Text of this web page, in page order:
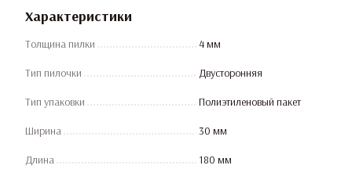
Характеристики
Толщина пилки 4 мм
Тип пилочки Двусторонняя
Тип упаковки Полиэтиленовый пакет
Ширина 30 мм
Длина 180 мм